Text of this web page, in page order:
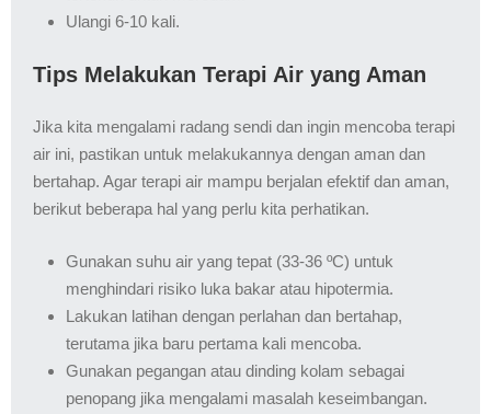
Ulangi 6-10 kali.
Tips Melakukan Terapi Air yang Aman
Jika kita mengalami radang sendi dan ingin mencoba terapi
air ini, pastikan untuk melakukannya dengan aman dan
bertahap. Agar terapi air mampu berjalan efektif dan aman,
berikut beberapa hal yang perlu kita perhatikan.
Gunakan suhu air yang tepat (33-36 ºC) untuk
menghindari risiko luka bakar atau hipotermia.
Lakukan latihan dengan perlahan dan bertahap,
terutama jika baru pertama kali mencoba.
Gunakan pegangan atau dinding kolam sebagai
penopang jika mengalami masalah keseimbangan.